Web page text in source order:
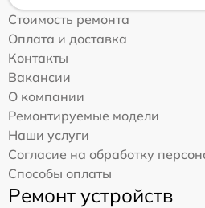
Стоимость ремонта
Оплата и доставка
Контакты
Вакансии
О компании
Ремонтируемые модели
Наши услуги
Согласие на обработку
Способы оплаты
Ремонт устройств